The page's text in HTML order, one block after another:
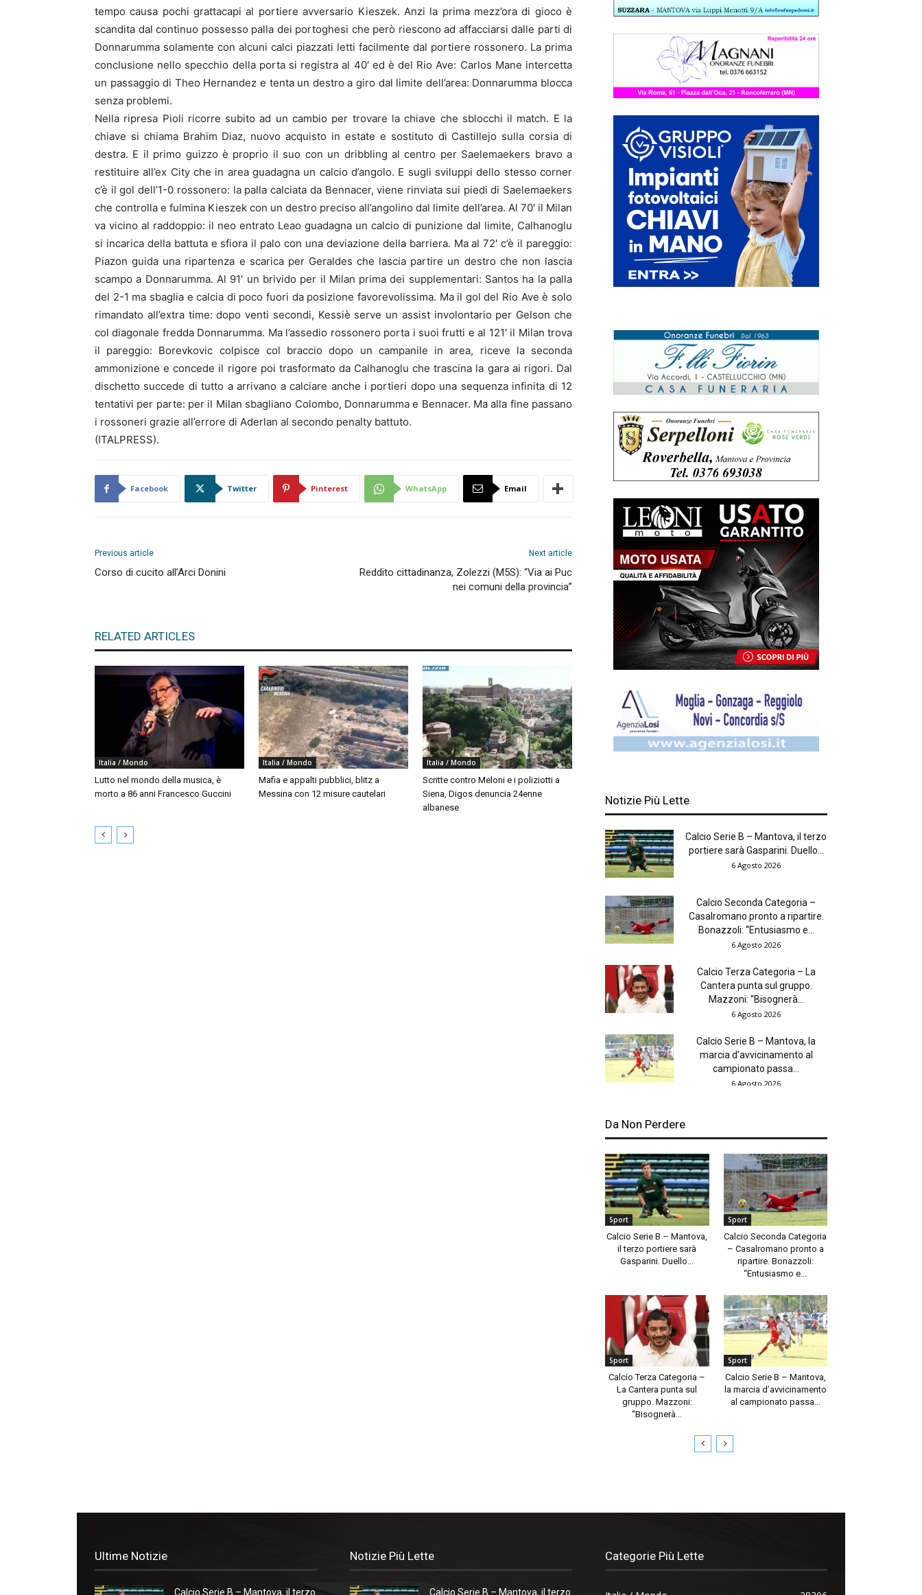
tempo causa pochi grattacapi al portiere avversario Kieszek. Anzi la prima mezz’ora di gioco è
scandita dal continuo possesso palla dei portoghesi che però riescono ad affacciarsi dalle parti di
Donnarumma solamente con alcuni calci piazzati letti facilmente dal portiere rossonero. La prima
conclusione nello specchio della porta si registra al 40′ ed è del Rio Ave: Carlos Mane intercetta
un passaggio di Theo Hernandez e tenta un destro a giro dal limite dell’area: Donnarumma blocca
senza problemi.
Nella ripresa Pioli ricorre subito ad un cambio per trovare la chiave che sblocchi il match. E la
chiave si chiama Brahim Diaz, nuovo acquisto in estate e sostituto di Castillejo sulla corsia di
destra. E il primo guizzo è proprio il suo con un dribbling al centro per Saelemaekers bravo a
restituire all’ex City che in area guadagna un calcio d’angolo. E sugli sviluppi dello stesso corner
c’è il gol dell’1-0 rossonero: la palla calciata da Bennacer, viene rinviata sui piedi di Saelemaekers
che controlla e fulmina Kieszek con un destro preciso all’angolino dal limite dell’area. Al 70′ il Milan
va vicino al raddoppio: il neo entrato Leao guadagna un calcio di punizione dal limite, Calhanoglu
si incarica della battuta e sfiora il palo con una deviazione della barriera. Ma al 72′ c’è il pareggio:
Piazon guida una ripartenza e scarica per Geraldes che lascia partire un destro che non lascia
scampo a Donnarumma. Al 91′ un brivido per il Milan prima dei supplementari: Santos ha la palla
del 2-1 ma sbaglia e calcia di poco fuori da posizione favorevolissima. Ma il gol del Rio Ave è solo
rimandato all’extra time: dopo venti secondi, Kessiè serve un assist involontario per Gelson che
col diagonale fredda Donnarumma. Ma l’assedio rossonero porta i suoi frutti e al 121′ il Milan trova
il pareggio: Borevkovic colpisce col braccio dopo un campanile in area, riceve la seconda
ammonizione e concede il rigore poi trasformato da Calhanoglu che trascina la gara ai rigori. Dal
dischetto succede di tutto a arrivano a calciare anche i portieri dopo una sequenza infinita di 12
tentativi per parte: per il Milan sbagliano Colombo, Donnarumma e Bennacer. Ma alla fine passano
i rossoneri grazie all’errore di Aderlan al secondo penalty battuto.
(ITALPRESS).
Facebook Twitter Pinterest WhatsApp Email
Previous article
Corso di cucito all’Arci Donini
Next article
Reddito cittadinanza, Zolezzi (M5S): “Via ai Puc
nei comuni della provincia”
RELATED ARTICLES
Italia / Mondo
Lutto nel mondo della musica, è
morto a 86 anni Francesco Guccini
Italia / Mondo
Mafia e appalti pubblici, blitz a
Messina con 12 misure cautelari
Italia / Mondo
Scritte contro Meloni e i poliziotti a
Siena, Digos denuncia 24enne
albanese
Notizie Più Lette
Calcio Serie B – Mantova, il terzo
portiere sarà Gasparini. Duello...
6 Agosto 2026
Calcio Seconda Categoria –
Casalromano pronto a ripartire.
Bonazzoli: “Entusiasmo e...
6 Agosto 2026
Calcio Terza Categoria – La
Cantera punta sul gruppo.
Mazzoni: “Bisognerà...
6 Agosto 2026
Calcio Serie B – Mantova, la
marcia d’avvicinamento al
campionato passa...
6 Agosto 2026
Da Non Perdere
Sport
Calcio Serie B – Mantova,
il terzo portiere sarà
Gasparini. Duello...
Sport
Calcio Seconda Categoria
– Casalromano pronto a
ripartire. Bonazzoli:
“Entusiasmo e...
Sport
Calcio Terza Categoria –
La Cantera punta sul
gruppo. Mazzoni:
“Bisognerà...
Sport
Calcio Serie B – Mantova,
la marcia d’avvicinamento
al campionato passa...
Ultime Notizie
Calcio Serie B – Mantova, il terzo
Notizie Più Lette
Calcio Serie B – Mantova, il terzo
Categorie Più Lette